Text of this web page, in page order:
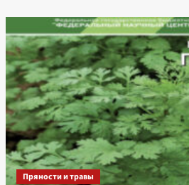
Пряности и травы